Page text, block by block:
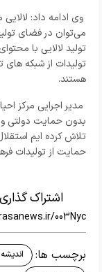
وی ادامه داد: لالایی
می‌توان در فضای
تولید لالایی با
تولیدات از شبکه
هستند.
مدیر اجرایی مرکز
بدون حمایت دولتی
تلاش کرده ایم
حمایت از تولیدات
اشتراک
003Nyc
برچسب ها: